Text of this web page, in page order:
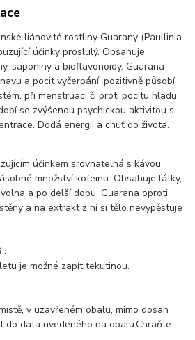
liánovité rostliny Guarany (Paullinia
účinky proslulý. Obsahuje
saponiny a bioflavonoidy. Guarana
a pocit vyčerpání, pozitivně působí
při menstruaci či proti pocitu hladu.
se zvýšenou psychickou aktivitou s
Dodá energii a chuť do života.
účinkem srovnatelná s kávou,
množství kofeinu. Obsahuje látky,
a po delší dobu. Guarana oproti
a na extrakt z ní si tělo nevypěstuje
:
je možné zapít tekutinou.
v uzavřeném obalu, mimo dosah
do data uvedeného na obalu.Chraňte